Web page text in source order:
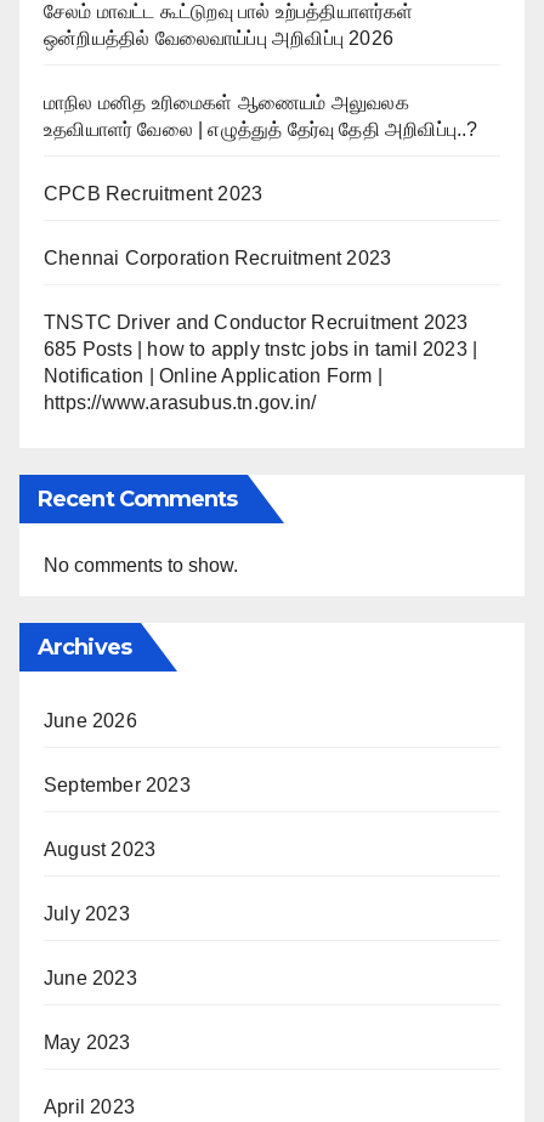
சேலம் மாவட்ட கூட்டுறவு பால் உற்பத்தியாளர்கள்
ஒன்றியத்தில் வேலைவாய்ப்பு அறிவிப்பு 2026
மாநில மனித உரிமைகள் ஆணையம் அலுவலக
உதவியாளர் வேலை | எழுத்துத் தேர்வு தேதி அறிவிப்பு..?
CPCB Recruitment 2023
Chennai Corporation Recruitment 2023
TNSTC Driver and Conductor Recruitment 2023
685 Posts | how to apply tnstc jobs in tamil 2023 |
Notification | Online Application Form |
https://www.arasubus.tn.gov.in/
Recent Comments
No comments to show.
Archives
June 2026
September 2023
August 2023
July 2023
June 2023
May 2023
April 2023